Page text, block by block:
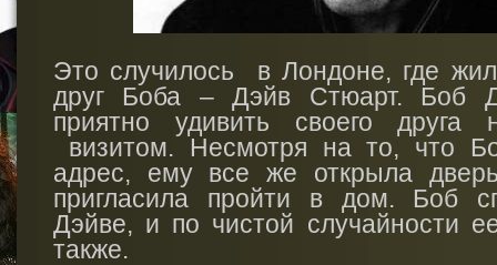
Это случилось
в Лондоне, где
друг Боба – Дэйв Стюарт. Боб
приятно удивить своего друга
визитом. Несмотря на то, что
адрес, ему все же открыла
пригласила пройти в дом. Боб
Дэйве, и по чистой случайности
также.